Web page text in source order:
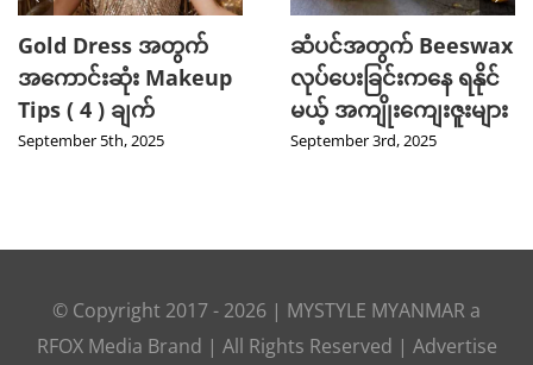
Gold Dress အတွက်
အကောင်းဆုံး Makeup
Tips ( 4 ) ချက်
September 5th, 2025
ဆံပင်အတွက် Beeswax
လုပ်ပေးခြင်းကနေ ရနိုင်
မယ့် အကျိုးကျေးဇူးများ
September 3rd, 2025
© Copyright 2017 - 2026 | MYSTYLE MYANMAR a
RFOX Media Brand | All Rights Reserved | Advertise